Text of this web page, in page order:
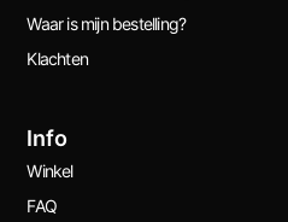
Waar is mijn bestelling?
Klachten
Info
Winkel
FAQ